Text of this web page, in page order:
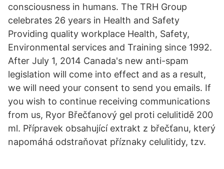
consciousness in humans. The TRH Group
celebrates 26 years in Health and Safety
Providing quality workplace Health, Safety,
Environmental services and Training since 1992.
After July 1, 2014 Canada's new anti-spam
legislation will come into effect and as a result,
we will need your consent to send you emails. If
you wish to continue receiving communications
from us, Ryor Břečťanový gel proti celulitidě 200
ml. Přípravek obsahující extrakt z břečťanu, který
napomáhá odstraňovat příznaky celulitidy, tzv.